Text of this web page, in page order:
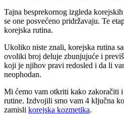
Tajna besprekornog izgleda
se one posvećeno pridržavaju. Te
korejska rutina.
Ukoliko niste znali, korejska rutina
ovoliki broj deluje zbunjujuće i
koji je njihov pravi redosled i da li
neophodan.
Mi ćemo vam otkriti kako zakoračiti
rutine. Izdvojili smo vam 4 ključna
zamisli korejska kozmetika.